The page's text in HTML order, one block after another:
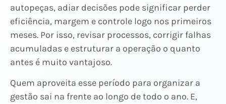
autopeças, adiar decisões pode significar perder
eficiência, margem e controle logo nos primeiros
meses. Por isso, revisar processos, corrigir falhas
acumuladas e estruturar a operação o quanto
antes é muito vantajoso.
Quem aproveita esse período para organizar a
gestão sai na frente ao longo de todo o ano. E,